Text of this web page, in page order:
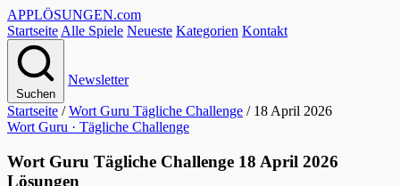
APPLÖSUNGEN.com
Startseite Alle Spiele Neueste Kategorien Kontakt
Suchen
Newsletter
Startseite / Wort Guru Tägliche Challenge / 18 April 2026
Wort Guru · Tägliche Challenge
Wort Guru Tägliche Challenge 18 April 2026
Lösungen